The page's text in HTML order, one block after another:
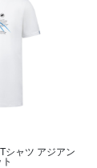
シャツ アジアン